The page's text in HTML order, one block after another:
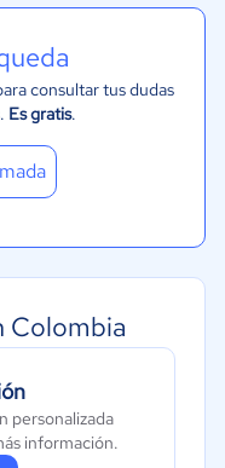
consultar tus dudas
Es gratis.
Colombia
personalizada
información.